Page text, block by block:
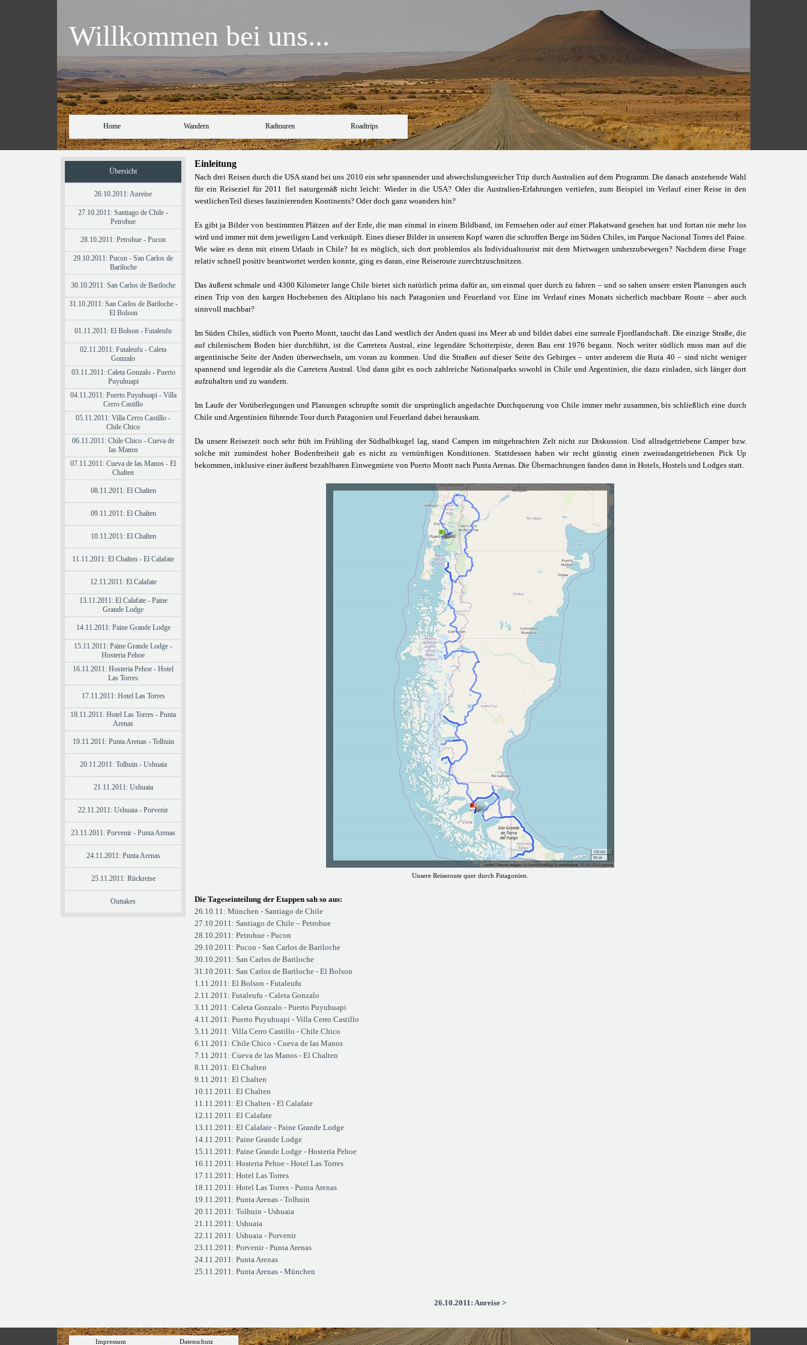
Home Wandern Radtouren Roadtrips
Willkommen bei uns...
Übersicht
26.10.2011: Anreise
27.10.2011: Santiago de Chile -
Petrohue
28.10.2011: Petrohue - Pucon
29.10.2011: Pucon - San Carlos de
Bariloche
30.10.2011: San Carlos de Bariloche
31.10.2011: San Carlos de Bariloche -
El Bolson
01.11.2011: El Bolson - Futaleufu
02.11.2011: Futaleufu - Caleta
Gonzalo
03.11.2011: Caleta Gonzalo - Puerto
Puyuhuapi
04.11.2011: Puerto Puyuhuapi - Villa
Cerro Castillo
05.11.2011: Villa Cerro Castillo -
Chile Chico
06.11.2011: Chile Chico - Cueva de
las Manos
07.11.2011: Cueva de las Manos - El
Chalten
08.11.2011: El Chalten
09.11.2011: El Chalten
10.11.2011: El Chalten
11.11.2011: El Chalten - El Calafate
12.11.2011: El Calafate
13.11.2011: El Calafate - Paine
Grande Lodge
14.11.2011: Paine Grande Lodge
15.11.2011: Paine Grande Lodge -
Hosteria Pehoe
16.11.2011: Hosteria Pehoe - Hotel
Las Torres
17.11.2011: Hotel Las Torres
18.11.2011: Hotel Las Torres - Punta
Arenas
19.11.2011: Punta Arenas - Tolhuin
20.11.2011: Tolhuin - Ushuaia
21.11.2011: Ushuaia
22.11.2011: Ushuaia - Porvenir
23.11.2011: Porvenir - Punta Arenas
24.11.2011: Punta Arenas
25.11.2011: Rückreise
Outtakes
Einleitung
Nach drei Reisen durch die USA stand bei uns 2010 ein sehr spannender und abwechslungsreicher Trip durch Australien auf dem Programm. Die danach anstehende Wahl
für ein Reiseziel für 2011 fiel naturgemäß nicht leicht: Wieder in die USA? Oder die Australien-Erfahrungen vertiefen, zum Beispiel im Verlauf einer Reise in den
westlichenTeil dieses faszinierenden Kontinents? Oder doch ganz woanders hin?
Es gibt ja Bilder von bestimmten Plätzen auf der Erde, die man einmal in einem Bildband, im Fernsehen oder auf einer Plakatwand gesehen hat und fortan nie mehr los
wird und immer mit dem jeweiligen Land verknüpft. Eines dieser Bilder in unserem Kopf waren die schroffen Berge im Süden Chiles, im Parque Nacional Torres del Paine.
Wie wäre es denn mit einem Urlaub in Chile? Ist es möglich, sich dort problemlos als Individualtourist mit dem Mietwagen umherzubewegen? Nachdem diese Frage
relativ schnell positiv beantwortet werden konnte, ging es daran, eine Reiseroute zurechtzuschnitzen.
Das äußerst schmale und 4300 Kilometer lange Chile bietet sich natürlich prima dafür an, um einmal quer durch zu fahren – und so sahen unsere ersten Planungen auch
einen Trip von den kargen Hochebenen des Altiplano bis nach Patagonien und Feuerland vor. Eine im Verlauf eines Monats sicherlich machbare Route – aber auch
sinnvoll machbar?
Im Süden Chiles, südlich von Puerto Montt, taucht das Land westlich der Anden quasi ins Meer ab und bildet dabei eine surreale Fjordlandschaft. Die einzige Straße, die
auf chilenischem Boden hier durchführt, ist die Carretera Austral, eine legendäre Schotterpiste, deren Bau erst 1976 begann. Noch weiter südlich muss man auf die
argentinische Seite der Anden überwechseln, um voran zu kommen. Und die Straßen auf dieser Seite des Gebirges – unter anderem die Ruta 40 – sind nicht weniger
spannend und legendär als die Carretera Austral. Und dann gibt es noch zahlreiche Nationalparks sowohl in Chile und Argentinien, die dazu einladen, sich länger dort
aufzuhalten und zu wandern.
Im Laufe der Vorüberlegungen und Planungen schrupfte somit die ursprünglich angedachte Durchquerung von Chile immer mehr zusammen, bis schließlich eine durch
Chile und Argentinien führende Tour durch Patagonien und Feuerland dabei herauskam.
Da unsere Reisezeit noch sehr früh im Frühling der Südhalbkugel lag, stand Campen im mitgebrachten Zelt nicht zur Diskussion. Und allradgetriebene Camper bzw.
solche mit zumindest hoher Bodenfreiheit gab es nicht zu vernünftigen Konditionen. Stattdessen haben wir recht günstig einen zweiradangetriebenen Pick Up
bekommen, inklusive einer äußerst bezahlbaren Einwegmiete von Puerto Montt nach Punta Arenas. Die Übernachtungen fanden dann in Hotels, Hostels und Lodges statt.
Unsere Reiseroute quer durch Patagonien.
Die Tageseinteilung der Etappen sah so aus:
26.10.11: München - Santiago de Chile
27.10.2011: Santiago de Chile – Petrohue
28.10.2011: Petrohue - Pucon
29.10.2011: Pucon - San Carlos de Bariloche
30.10.2011: San Carlos de Bariloche
31.10.2011: San Carlos de Bariloche - El Bolson
1.11.2011: El Bolson - Futaleufu
2.11.2011: Futaleufu - Caleta Gonzalo
3.11.2011: Caleta Gonzalo - Puerto Puyuhuapi
4.11.2011: Puerto Puyuhuapi - Villa Cerro Castillo
5.11.2011: Villa Cerro Castillo - Chile Chico
6.11.2011: Chile Chico - Cueva de las Manos
7.11.2011: Cueva de las Manos - El Chalten
8.11.2011: El Chalten
9.11.2011: El Chalten
10.11.2011: El Chalten
11.11.2011: El Chalten - El Calafate
12.11.2011: El Calafate
13.11.2011: El Calafate - Paine Grande Lodge
14.11.2011: Paine Grande Lodge
15.11.2011: Paine Grande Lodge - Hosteria Pehoe
16.11.2011: Hosteria Pehoe - Hotel Las Torres
17.11.2011: Hotel Las Torres
18.11.2011: Hotel Las Torres - Punta Arenas
19.11.2011: Punta Arenas - Tolhuin
20.11.2011: Tolhuin - Ushuaia
21.11.2011: Ushuaia
22.11.2011: Ushuaia - Porvenir
23.11.2011: Porvenir - Punta Arenas
24.11.2011: Punta Arenas
25.11.2011: Punta Arenas - München
26.10.2011: Anreise >
Impressum Datenschutz